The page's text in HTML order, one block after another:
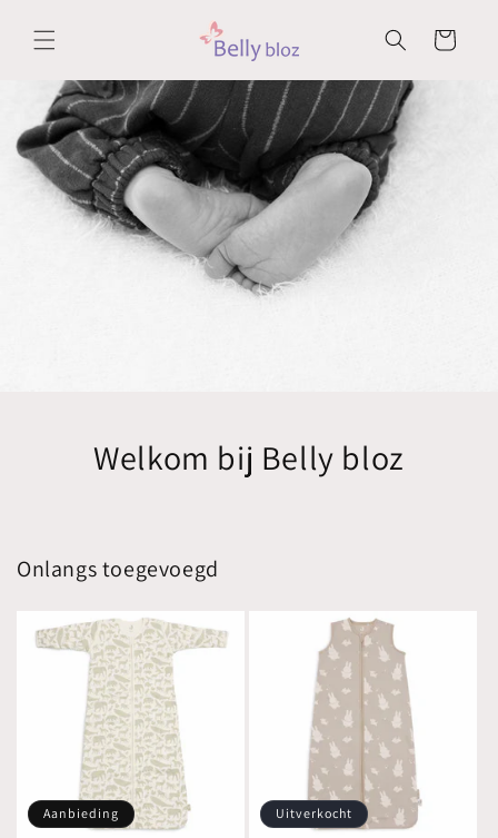
content
Winkelwagen
Welkom bij Belly bloz
Onlangs toegevoegd
Aanbieding Uitverkocht